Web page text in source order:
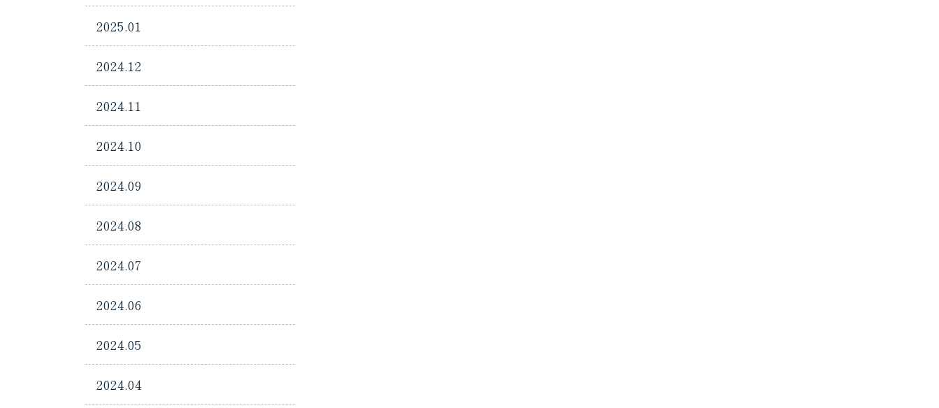
2025.01
2024.12
2024.11
2024.10
2024.09
2024.08
2024.07
2024.06
2024.05
2024.04